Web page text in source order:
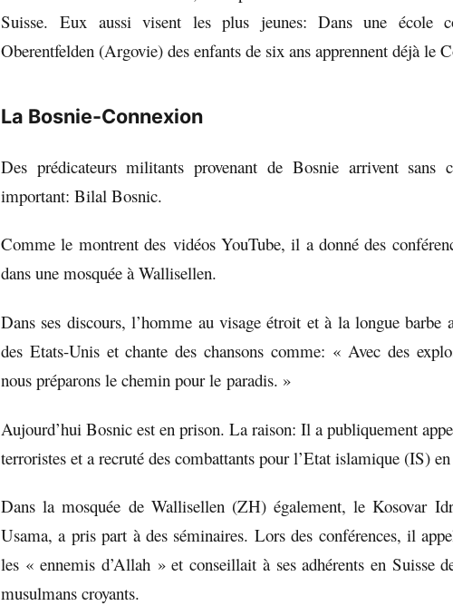
Suisse. Eux aussi visent les plus jeunes: Dans une école
Oberentfelden (Argovie) des enfants de six ans apprennent déjà le
La Bosnie-Connexion
Des prédicateurs militants provenant de Bosnie arrivent sans
important: Bilal Bosnic.
Comme le montrent des vidéos YouTube, il a donné des
dans une mosquée à Wallisellen.
Dans ses discours, l’homme au visage étroit et à la longue barbe
des Etats-Unis et chante des chansons comme: « Avec des
nous préparons le chemin pour le paradis. »
Aujourd’hui Bosnic est en prison. La raison: Il a publiquement
terroristes et a recruté des combattants pour l’Etat islamique (IS)
Dans la mosquée de Wallisellen (ZH) également, le Kosovar
Usama, a pris part à des séminaires. Lors des conférences, il
les « ennemis d’Allah » et conseillait à ses adhérents en Suisse
musulmans croyants.